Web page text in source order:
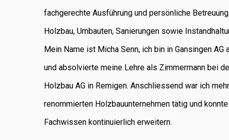
fachgerechte Ausführung und persönliche
Holzbau, Umbauten, Sanierungen sowie
Mein Name ist Micha Senn, ich bin in Gansingen AG
und absolvierte meine Lehre als Zimmermann bei
Holzbau AG in Remigen. Anschliessend war ich
renommierten Holzbauunternehmen tätig und
Fachwissen kontinuierlich erweitern.
Als regional
verankertes
Unternehmen
grossen Wert auf
Zuverlässigkeit